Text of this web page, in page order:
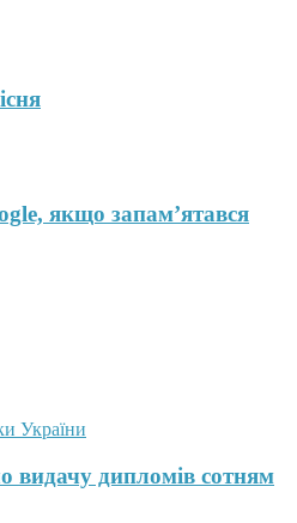
якщо запам’ятався
видачу дипломів сотням